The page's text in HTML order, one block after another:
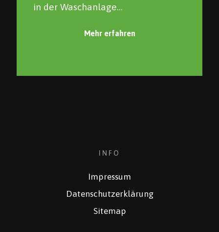
in der Waschanlage...
Mehr erfahren
INFO
Impressum
Datenschutzerklärung
Sitemap